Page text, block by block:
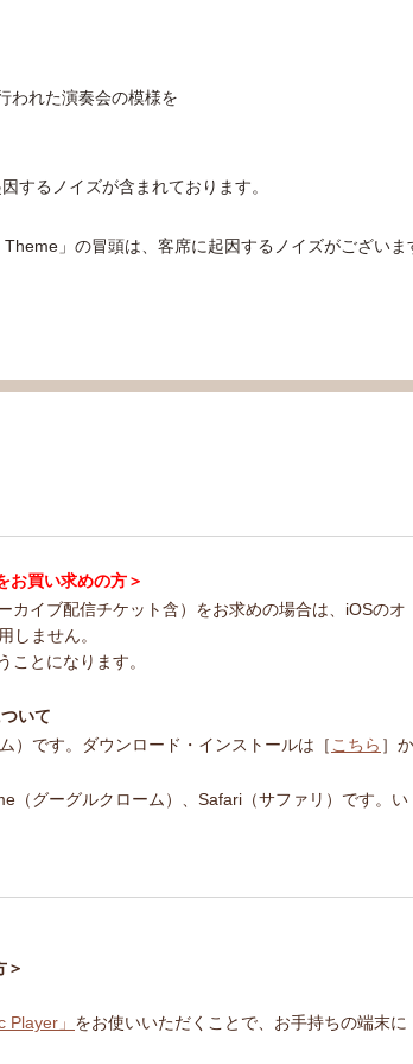
われた演奏会の模様を
するノイズが含まれております。
」の冒頭は、客席に起因するノイズがございま
買い求めの方＞
イブ配信チケット含）をお求めの場合は、iOSのオ
しません。
とになります。
いて
）です。ダウンロード・インストールは［ こちら ］か
（グーグルクローム）、Safari（サファリ）です。い
＞
Player」 をお使いいただくことで、お手持ちの端末に